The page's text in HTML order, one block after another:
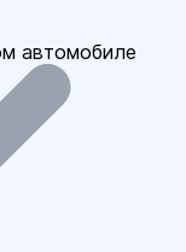
автомобиле